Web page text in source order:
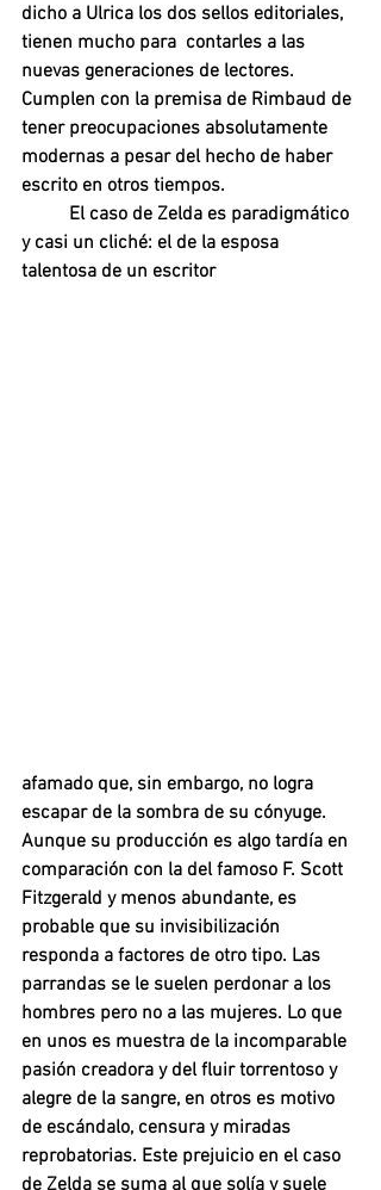
dicho a Ulrica los dos sellos editoriales,
tienen mucho para  contarles a las
nuevas generaciones de lectores.
Cumplen con la premisa de Rimbaud de
tener preocupaciones absolutamente
modernas a pesar del hecho de haber
El caso de Zelda es paradigmático
y casi un cliché: el de la esposa
talentosa de un escritor
afamado que, sin embargo, no logra
escapar de la sombra de su cónyuge.
Aunque su producción es algo tardía en
comparación con la del famoso F. Scott
Fitzgerald y menos abundante, es
probable que su invisibilización
responda a factores de otro tipo. Las
parrandas se le suelen perdonar a los
hombres pero no a las mujeres. Lo que
en unos es muestra de la incomparable
pasión creadora y del fluir torrentoso y
alegre de la sangre, en otros es motivo
de escándalo, censura y miradas
reprobatorias. Este prejuicio en el caso
de Zelda se suma al que solía y suele